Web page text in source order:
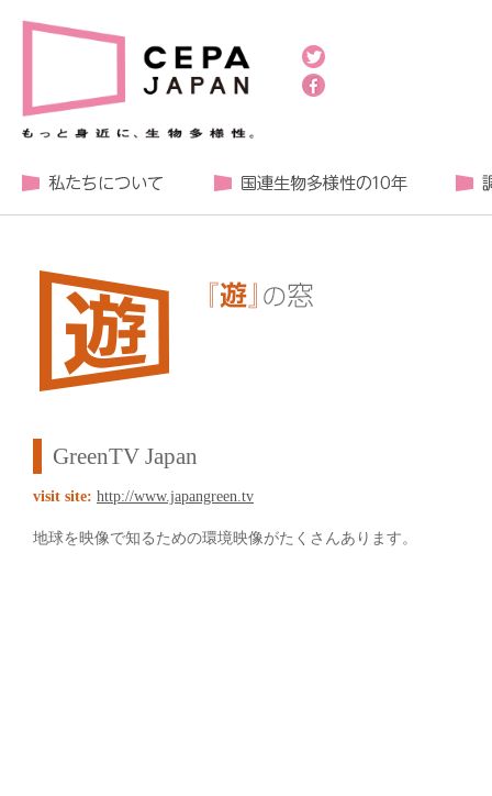
GreenTV Japan
visit site: http://www.japangreen.tv
地球を映像で知るための環境映像がたくさんあります。